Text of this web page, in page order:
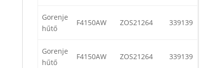
Gorenje
hűtő
F4150AW ZOS21264 339139
Gorenje
hűtő
F4150AW ZOS21264 339139